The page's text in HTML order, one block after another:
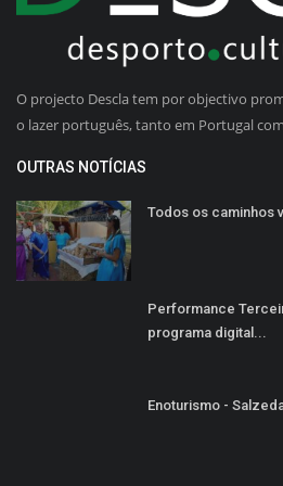
O projecto Descla tem por objectivo
o lazer português, tanto em Portugal
OUTRAS NOTÍCIAS
Todos os caminhos
Performance
programa digital...
Enoturismo -